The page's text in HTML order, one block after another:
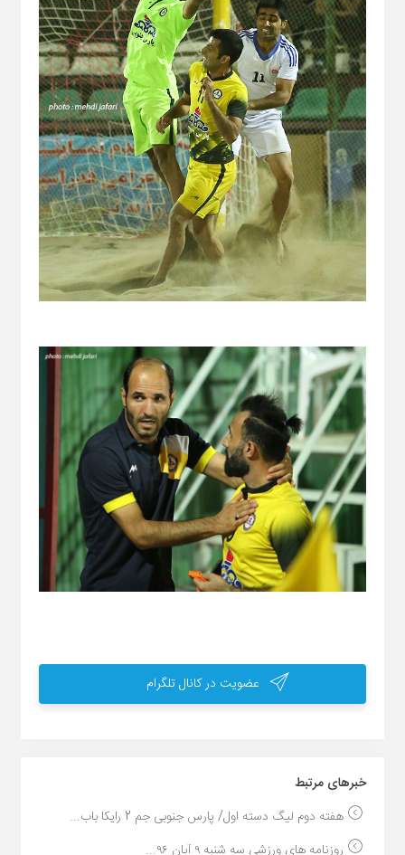
عضویت در کانال تلگرام
خبر‌های مرتبط
هفته دوم لیگ دسته اول/ پارس جنوبی جم 2 رایکا باب...